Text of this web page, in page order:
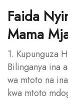
Faida
Mama
1. Kupunguza
Bilinganya ina
wa mtoto na
kwa mtoto